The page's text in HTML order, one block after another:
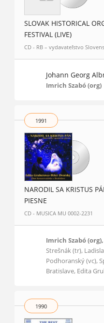
SLOVAK HISTORICAL
FESTIVAL (LIVE)
CD - RB – vydavateľstvo
Johann Georg
Imrich Szabó (org)
1991
NARODIL SA KRISTUS
PIESNE
CD - MUSICA MU 0002-2231
Imrich Szabó (org),
Strešnák (tr),
Podhoranský (vc),
Bratislave, Edita
1990